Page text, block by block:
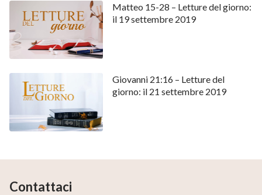
Matteo 15-28 – Letture del giorno:
il 19 settembre 2019
Giovanni 21:16 – Letture del
giorno: il 21 settembre 2019
Contattaci